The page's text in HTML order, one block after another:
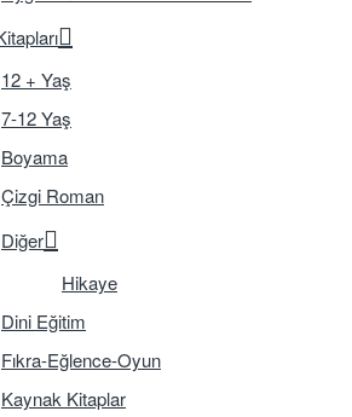
12 + Yaş
7-12 Yaş
Boyama
Çizgi Roman
Diğer
Hikaye
Dini Eğitim
Fıkra-Eğlence-Oyun
Kaynak Kitaplar